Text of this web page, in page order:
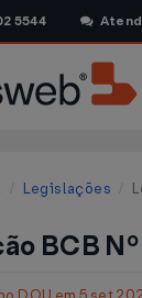
5544
Legislações
BCB